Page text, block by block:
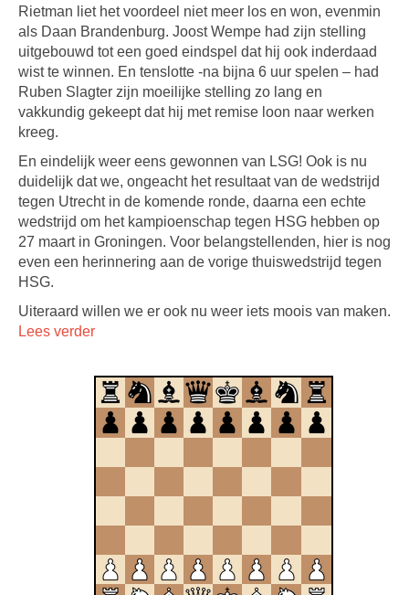
Rietman liet het voordeel niet meer los en won, evenmin
als Daan Brandenburg. Joost Wempe had zijn stelling
uitgebouwd tot een goed eindspel dat hij ook inderdaad
wist te winnen. En tenslotte -na bijna 6 uur spelen – had
Ruben Slagter zijn moeilijke stelling zo lang en
vakkundig gekeept dat hij met remise loon naar werken
kreeg.
En eindelijk weer eens gewonnen van LSG! Ook is nu
duidelijk dat we, ongeacht het resultaat van de wedstrijd
tegen Utrecht in de komende ronde, daarna een echte
wedstrijd om het kampioenschap tegen HSG hebben op
27 maart in Groningen. Voor belangstellenden, hier is nog
even een herinnering aan de vorige thuiswedstrijd tegen
HSG.
Uiteraard willen we er ook nu weer iets moois van maken.
Lees verder